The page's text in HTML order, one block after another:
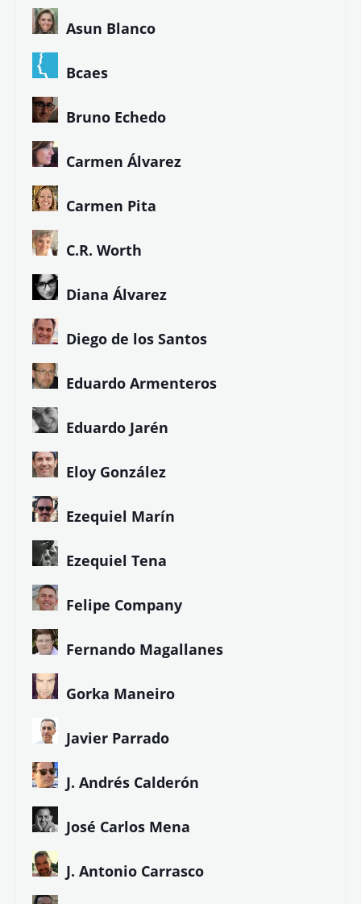
Asun Blanco
Bcaes
Bruno Echedo
Carmen Álvarez
Carmen Pita
C.R. Worth
Diana Álvarez
Diego de los Santos
Eduardo Armenteros
Eduardo Jarén
Eloy González
Ezequiel Marín
Ezequiel Tena
Felipe Company
Fernando Magallanes
Gorka Maneiro
Javier Parrado
J. Andrés Calderón
José Carlos Mena
J. Antonio Carrasco